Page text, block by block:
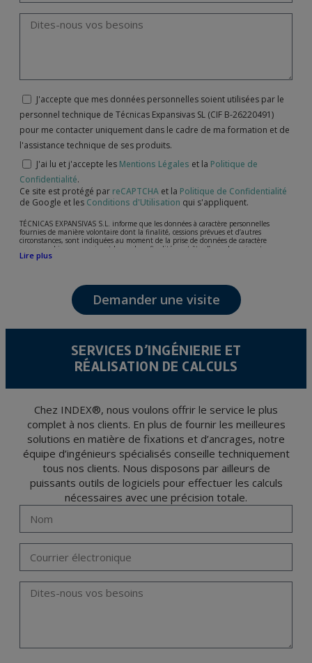
J'accepte que mes données personnelles soient utilisées par le
personnel technique de Técnicas Expansivas SL (CIF B-26220491)
pour me contacter uniquement dans le cadre de ma formation et de
l'assistance technique de ses produits.
J'ai lu et j'accepte les Mentions Légales et la Politique de
Confidentialité.
Ce site est protégé par reCAPTCHA et la Politique de Confidentialité
de Google et les Conditions d'Utilisation qui s'appliquent.
TÉCNICAS EXPANSIVAS S.L. informe que les données à caractère personnelles
fournies de manière volontaire dont la finalité, cessions prévues et d’autres
circonstances, sont indiquées au moment de la prise de données de caractère
personne, bien que, suivant le cas, leur finalité peut être l’une des suivantes,
l’attention de votre demande, litige ou requise, maintien de la relation établie, la
Les données de nos fichiers sont absolument confidentielles et seront traitées avec la
plus grande confidentialité et répondent à toutes les exigences prévues par la loi
15/1999 du 13 décembre sur la protection des données personnelles.
conformément à la législation de Protection des données, telles que celles relatives à
la santé, ces donnée n'étant pas cryptées.
L’usager peut à tout moment exercer son droit d'accès, de rectification, d'annulation
et d'opposition en vertu des dispositions au Règlement Général sur la Protection des
votre pièce d’identité, à P.I. La Portalada II | c/ Segador 13, 26006 | Logroño (La
Lire plus
Demander une visite
SERVICES D’INGÉNIERIE ET
RÉALISATION DE CALCULS
Chez INDEX®, nous voulons offrir le service le plus
complet à nos clients. En plus de fournir les meilleures
solutions en matière de fixations et d’ancrages, notre
équipe d’ingénieurs spécialisés conseille techniquement
tous nos clients. Nous disposons par ailleurs de
puissants outils de logiciels pour effectuer les calculs
nécessaires avec une précision totale.